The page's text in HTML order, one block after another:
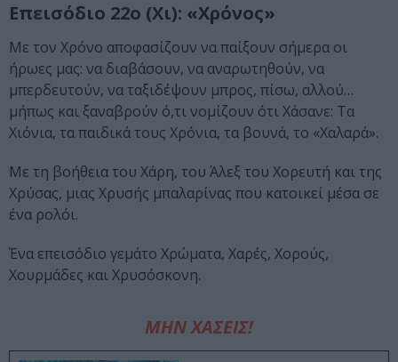
Επεισόδιο 22ο (Χι): «Χρόνος»
Με τον Χρόνο αποφασίζουν να παίξουν σήμερα οι
ήρωες μας: να διαβάσουν, να αναρωτηθούν, να
μπερδευτούν, να ταξιδέψουν μπρος, πίσω, αλλού…
μήπως και ξαναβρούν ό,τι νομίζουν ότι Χάσανε: Τα
Χιόνια, τα παιδικά τους Χρόνια, τα βουνά, το «Χαλαρά».
Με τη βοήθεια του Χάρη, του Άλεξ του Χορευτή και της
Χρύσας, μιας Χρυσής μπαλαρίνας που κατοικεί μέσα σε
ένα ρολόι.
Ένα επεισόδιο γεμάτο Χρώματα, Χαρές, Χορούς,
Χουρμάδες και Χρυσόσκονη.
ΜΗΝ ΧΑΣΕΙΣ!